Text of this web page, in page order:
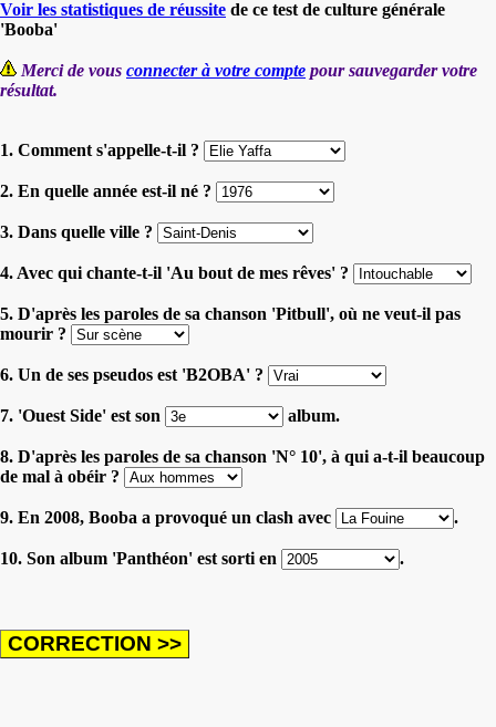
Voir les statistiques de réussite de ce test de culture générale
'Booba'
Merci de vous connecter à votre compte pour sauvegarder votre
résultat.
1. Comment s'appelle-t-il ?
2. En quelle année est-il né ?
3. Dans quelle ville ?
4. Avec qui chante-t-il 'Au bout de mes rêves' ?
5. D'après les paroles de sa chanson 'Pitbull', où ne veut-il pas
mourir ?
6. Un de ses pseudos est 'B2OBA' ?
7. 'Ouest Side' est son album.
8. D'après les paroles de sa chanson 'N° 10', à qui a-t-il beaucoup
de mal à obéir ?
9. En 2008, Booba a provoqué un clash avec .
10. Son album 'Panthéon' est sorti en .